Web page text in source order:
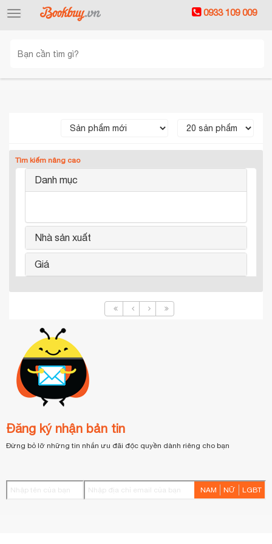
Toggle
0933 109 009
Tìm kiếm nâng cao
Danh mục
Nhà sản xuất
Giá
Đăng ký nhận bản tin
Đừng bỏ lỡ những tin nhắn ưu đãi độc quyền dành riêng cho bạn
NAM NỮ LGBT